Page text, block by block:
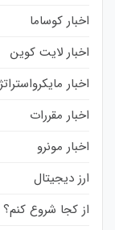
اخبار کوساما
اخبار لایت کوین
اخبار
اخبار مقررات
اخبار مونرو
ارز دیجیتال
از کجا شروع کنم؟